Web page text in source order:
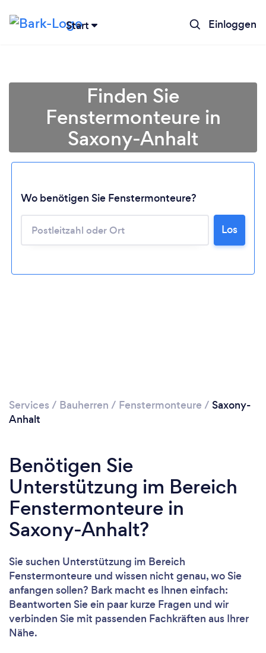
Start Einloggen
Lädt ...
Finden Sie
Fenstermonteure in
Saxony-Anhalt
Wo benötigen Sie Fenstermonteure?
Los
Services / Bauherren / Fenstermonteure / Saxony-
Anhalt
Benötigen Sie
Unterstützung im Bereich
Fenstermonteure in
Saxony-Anhalt?
Sie suchen Unterstützung im Bereich
Fenstermonteure und wissen nicht genau, wo Sie
anfangen sollen? Bark macht es Ihnen einfach:
Beantworten Sie ein paar kurze Fragen und wir
verbinden Sie mit passenden Fachkräften aus Ihrer
Nähe.